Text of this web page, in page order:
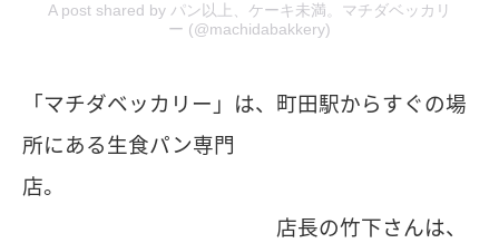
A post shared by パン以上、ケーキ未満。マチダベッカリ
ー (@machidabakkery)
「マチダベッカリー」は、町田駅からすぐの場
所にある生食パン専門
店。
店長の竹下さんは、